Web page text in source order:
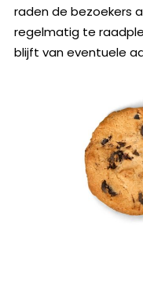
raden de bezoekers
regelmatig te
blijft van eventuele